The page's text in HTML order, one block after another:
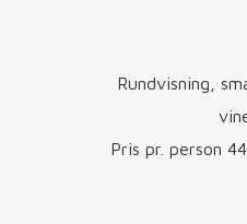
Rundvisning,
Pris pr. person